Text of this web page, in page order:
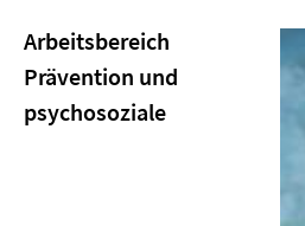
Arbeitsbereich
Prävention und
psychosoziale